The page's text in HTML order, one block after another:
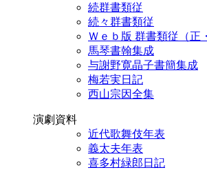
続群書類従
続々群書類従
Ｗｅｂ版 群書類従（正
馬琴書翰集成
与謝野寛晶子書簡集成
梅若実日記
西山宗因全集
演劇資料
近代歌舞伎年表
義太夫年表
喜多村緑郎日記